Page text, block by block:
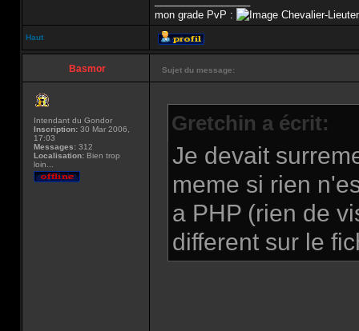
mon grade PvP :
Chevalier-
Haut
Basmor Sujet du message:
Intendant du Gondor
Inscription: 30 Mar 2006,
17:03
Messages: 312
Localisation: Bien trop
loin...
Gretchin a écrit:
Je devait
meme si rien
a PHP (rien de
different sur le